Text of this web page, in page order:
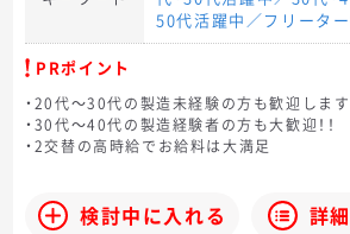
50代活躍中／フリータ
PRポイント
・20代～30代の製造未経験の方も歓迎します
・30代～40代の製造経験者の方も大歓迎！！
・2交替の高時給でお給料は大満足
検討中に入れる 詳